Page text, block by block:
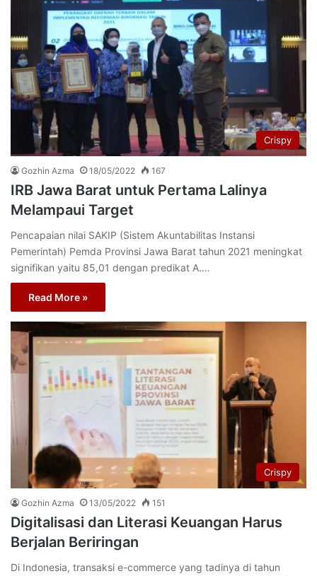
Crispy
Gozhin Azma 18/05/2022 167
IRB Jawa Barat untuk Pertama Lalinya
Melampaui Target
Pencapaian nilai SAKIP (Sistem Akuntabilitas Instansi
Pemerintah) Pemda Provinsi Jawa Barat tahun 2021 meningkat
signifikan yaitu 85,01 dengan predikat A.…
Read More »
Crispy
Gozhin Azma 13/05/2022 151
Digitalisasi dan Literasi Keuangan Harus
Berjalan Beriringan
Di Indonesia, transaksi e-commerce yang tadinya di tahun